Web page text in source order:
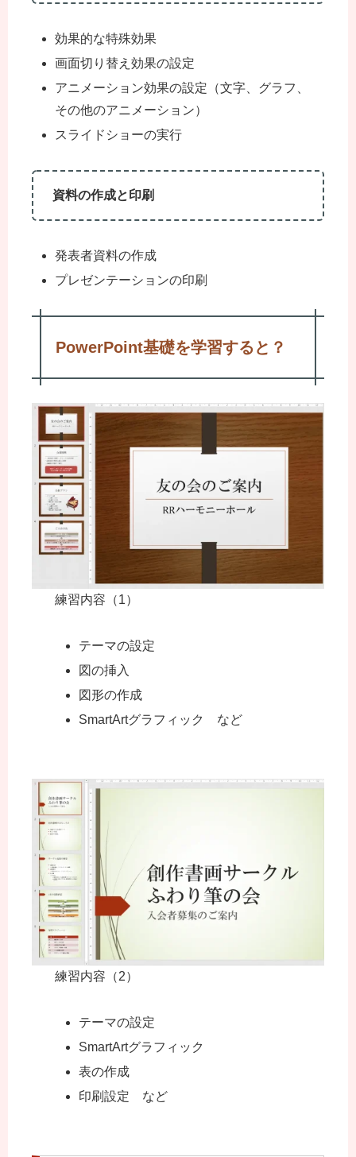
効果的な特殊効果
画面切り替え効果の設定
アニメーション効果の設定（文字、グラフ、
その他のアニメーション）
スライドショーの実行
資料の作成と印刷
発表者資料の作成
プレゼンテーションの印刷
PowerPoint基礎を学習すると？
練習内容（1）
テーマの設定
図の挿入
図形の作成
SmartArtグラフィック など
練習内容（2）
テーマの設定
SmartArtグラフィック
表の作成
印刷設定 など